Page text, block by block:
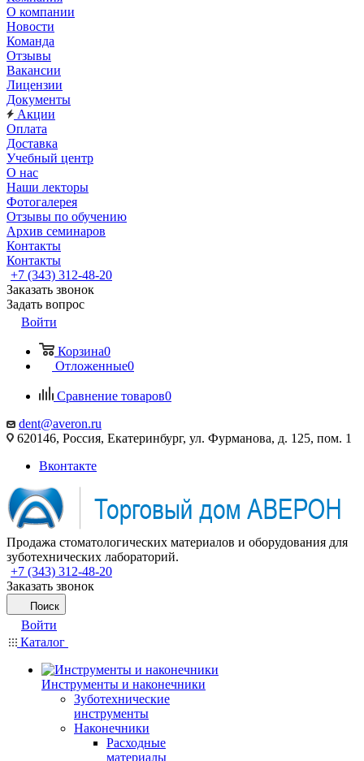
О компании
Новости
Команда
Отзывы
Вакансии
Лицензии
Документы
Акции
Оплата
Доставка
Учебный центр
О нас
Наши лекторы
Фотогалерея
Отзывы по обучению
Архив семинаров
Контакты
Контакты
+7 (343) 312-48-20
Заказать звонок
Задать вопрос
Войти
Корзина0
Отложенные0
Сравнение товаров0
dent@averon.ru
620146, Россия, Екатеринбург, ул. Фурманова, д. 125, пом. 1
Вконтакте
Продажа стоматологических материалов и оборудования для
зуботехнических лабораторий.
+7 (343) 312-48-20
Заказать звонок
Поиск
Войти
Каталог
Инструменты и наконечники
Зуботехнические
инструменты
Наконечники
Расходные
материалы